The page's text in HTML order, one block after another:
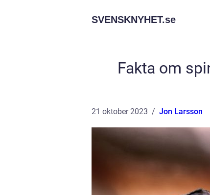
SVENSKNYHET.se
Fakta om
21 oktober 2023 Jon Larsson